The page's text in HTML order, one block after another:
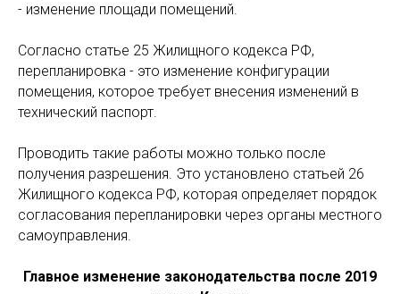
- изменение площади помещений.
Согласно статье 25 Жилищного кодекса РФ,
перепланировка - это изменение конфигурации
помещения, которое требует внесения изменений в
технический паспорт.
Проводить такие работы можно только после
получения разрешения. Это установлено статьей 26
Жилищного кодекса РФ, которая определяет порядок
согласования перепланировки через органы местного
самоуправления.
Главное изменение законодательства после 2019